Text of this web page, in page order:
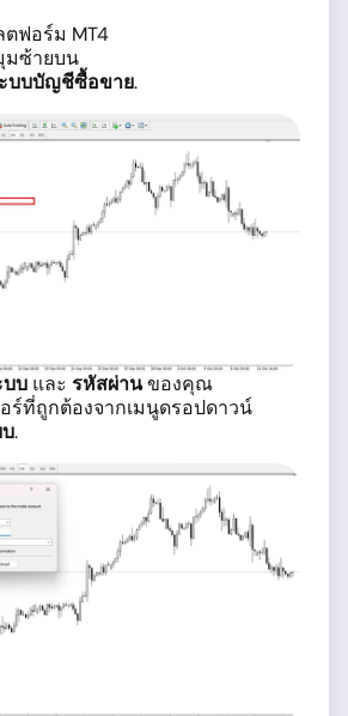
ฟอร์ม MT4
มซ้ายบน
บบบัญชีซื้อขาย.
บบ และ รหัสผ่านของคุณ
อร์ที่ถูกต้องจากเมนูดรอปดาวน์
.